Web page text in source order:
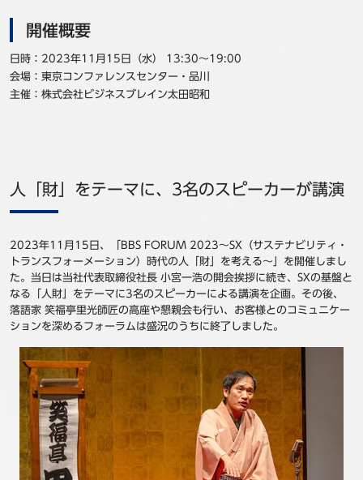
開催概要
日時：2023年11月15日（水） 13:30～19:00
会場：東京コンファレンスセンター・品川
主催：株式会社ビジネスブレイン太田昭和
人「財」をテーマに、3名のスピーカーが講演
2023年11月15日、「BBS FORUM 2023～SX（サステナビリティ・
トランスフォーメーション）時代の人「財」を考える～」を開催しまし
た。当日は当社代表取締役社長 小宮一浩の開会挨拶に続き、SXの基盤と
なる「人財」をテーマに3名のスピーカーによる講演を企画。その後、
落語家 笑福亭里光師匠の高座や懇親会も行い、お客様とのコミュニケー
ションを深めるフォーラムは盛況のうちに終了しました。